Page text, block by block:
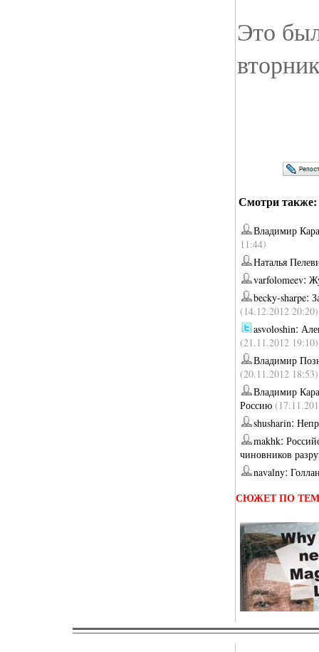
Это
Смотри также:
Владимир
11:44)
Наталья
varfolomeev:
becky-sharpe:
(14.12.2012 20:20)
asvoloshin:
(21.11.2012 19:10)
Владимир
(20.11.2012 18:53)
Владимир
Россию
shusharin:
makhk:
чиновников
navalny:
СЮЖЕТ ПО